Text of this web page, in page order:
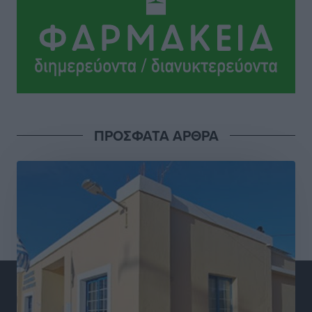
Πρωτοβάθμια Φροντίδα Υγείας στο νησί μας
Τοπικές Ειδήσεις πριν 3 ώρες
Προχωρά η ανάπλαση του παράκτιου μετώπου της
Πόθιας με χρηματοδότηση 3,58 εκατ. ευρώ από το
ΕΣΠΑ 2021-2027
Γενναδίου παρουσία του Άδωνι Γεωργιάδη
πριν 3 ώρες
Στη Λέρο ο πρόεδρος του ΠΑΣΟΚ Νίκος Ανδρουλάκης
Τοπικές Ειδήσεις
Στα 2-2,35 GW ο στόχος για τα πρώτα υπεράκτια
αιολικά πάρκα που θα λειτουργήσουν στη χώρα μας
ΠΡΟΣΦΑΤΑ ΑΡΘΡΑ